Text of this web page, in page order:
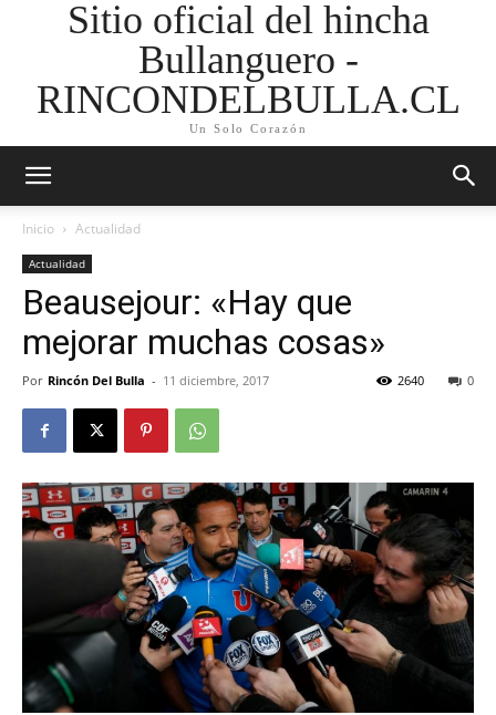
Sitio oficial del hincha
Bullanguero -
RINCONDELBULLA.CL
Un Solo Corazón
Inicio Actualidad
Actualidad
Beausejour: «Hay que
mejorar muchas cosas»
Por Rincón Del Bulla - 11 diciembre, 2017 0
2640